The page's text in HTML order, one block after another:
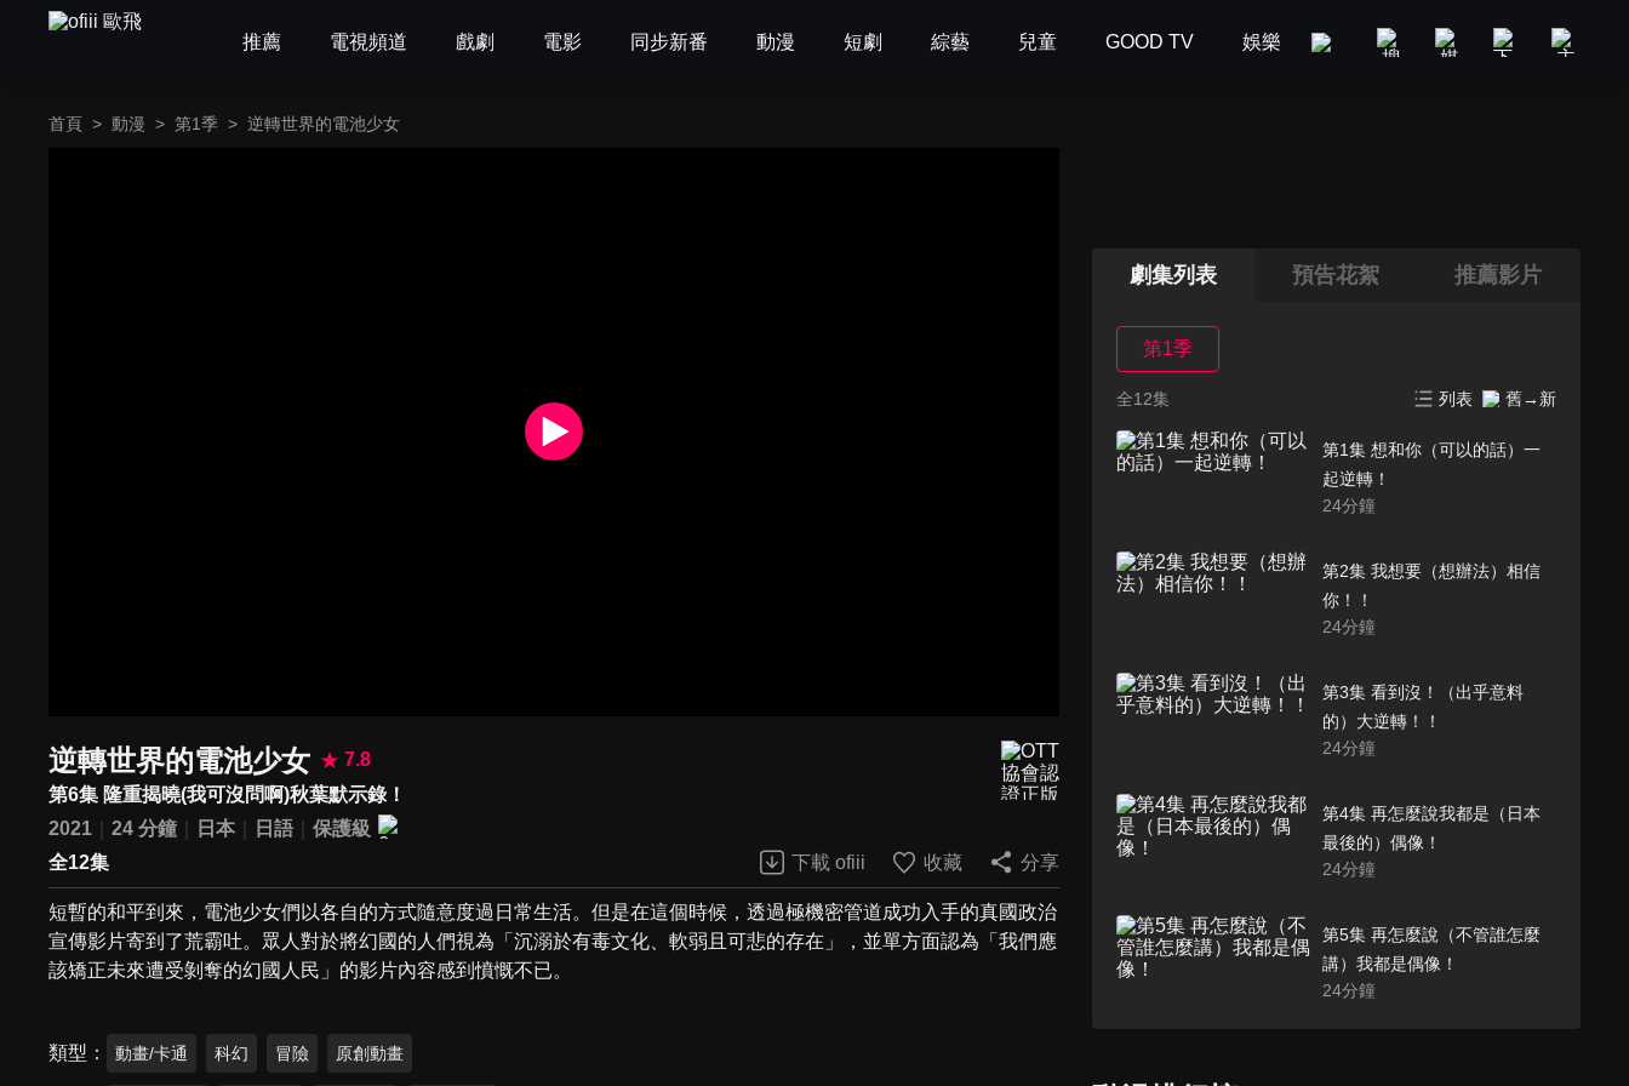
推薦 電視頻道 戲劇 電影 同步新番 動漫 短劇 綜藝 兒童 GOOD TV 娛樂 美食旅遊 新聞政論
首頁 > 動漫 > 第1季 > 逆轉世界的電池少女
逆轉世界的電池少女
7.8
第6集 隆重揭曉(我可沒問啊)秋葉默示錄！
2021
24 分鐘 日本 日語
保護級
全12集
下載 ofiii 收藏 分享
短暫的和平到來，電池少女們以各自的方式隨意度過日常生活。但是在這個時候，透過極機密管道成功入手的真國政治
宣傳影片寄到了荒霸吐。眾人對於將幻國的人們視為「沉溺於有毒文化、軟弱且可悲的存在」，並單方面認為「我們應
該矯正未來遭受剝奪的幻國人民」的影片內容感到憤慨不已。
類型 動畫/卡通 科幻 冒險 原創動畫
劇集列表 預告花絮 推薦影片
第1季
全12集 列表 舊→新
第1集 想和你（可以的話）一
起逆轉！
24分鐘
第2集 我想要（想辦法）相信
你！！
24分鐘
第3集 看到沒！（出乎意料
的）大逆轉！！
24分鐘
第4集 再怎麼說我都是（日本
最後的）偶像！
24分鐘
第5集 再怎麼說（不管誰怎麼
講）我都是偶像！
24分鐘